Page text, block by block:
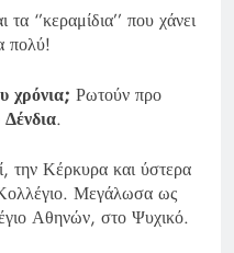
‘’κεραμίδια’’ που χάνει
πολύ!
χρόνια; Ρωτούν προ
.
την Κέρκυρα και ύστερα
Μεγάλωσα ως
Αθηνών, στο Ψυχικό.